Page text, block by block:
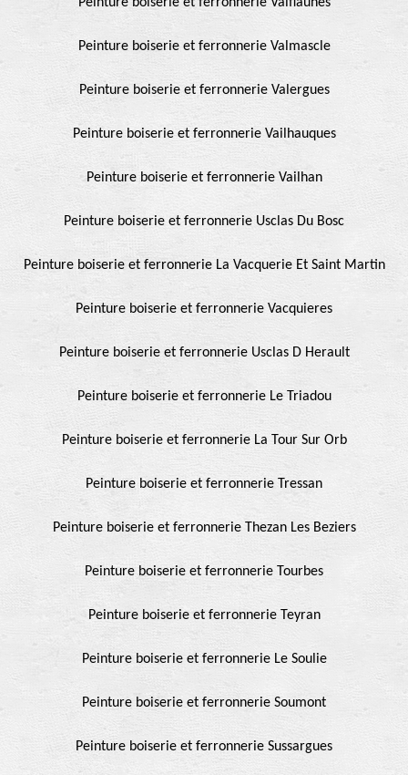
Peinture boiserie et ferronnerie Valmascle
Peinture boiserie et ferronnerie Valergues
Peinture boiserie et ferronnerie Vailhauques
Peinture boiserie et ferronnerie Vailhan
Peinture boiserie et ferronnerie Usclas Du Bosc
Peinture boiserie et ferronnerie La Vacquerie Et Saint Martin
Peinture boiserie et ferronnerie Vacquieres
Peinture boiserie et ferronnerie Usclas D Herault
Peinture boiserie et ferronnerie Le Triadou
Peinture boiserie et ferronnerie La Tour Sur Orb
Peinture boiserie et ferronnerie Tressan
Peinture boiserie et ferronnerie Thezan Les Beziers
Peinture boiserie et ferronnerie Tourbes
Peinture boiserie et ferronnerie Teyran
Peinture boiserie et ferronnerie Le Soulie
Peinture boiserie et ferronnerie Soumont
Peinture boiserie et ferronnerie Sussargues